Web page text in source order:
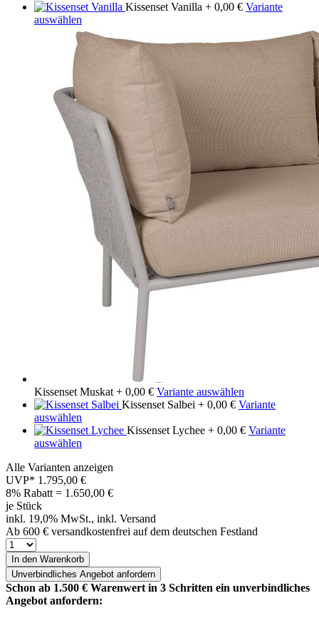
Kissenset Vanilla + 0,00 € Variante
auswählen
Kissenset Muskat + 0,00 € Variante auswählen
Kissenset Salbei + 0,00 € Variante
auswählen
Kissenset Lychee + 0,00 € Variante
auswählen
Alle Varianten anzeigen
UVP* 1.795,00 €
8% Rabatt = 1.650,00 €
je Stück
inkl. 19,0% MwSt., inkl. Versand
Ab 600 € versandkostenfrei auf dem deutschen Festland
In den Warenkorb
Unverbindliches Angebot anfordern
Schon ab 1.500 € Warenwert in 3 Schritten ein unverbindliches
Angebot anfordern: